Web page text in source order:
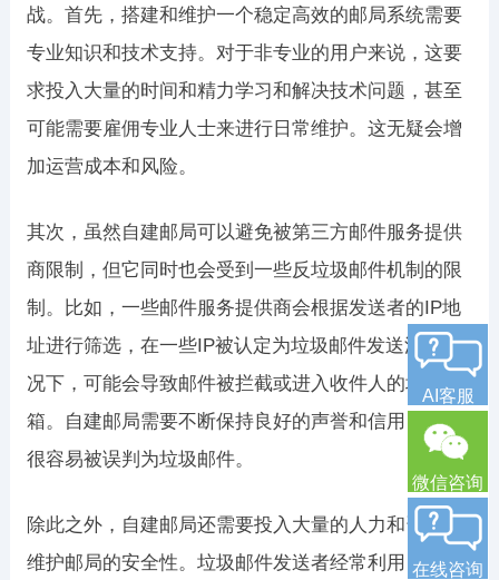
战。首先，搭建和维护一个稳定高效的邮局系统需要
专业知识和技术支持。对于非专业的用户来说，这要
求投入大量的时间和精力学习和解决技术问题，甚至
可能需要雇佣专业人士来进行日常维护。这无疑会增
加运营成本和风险。
其次，虽然自建邮局可以避免被第三方邮件服务提供
商限制，但它同时也会受到一些反垃圾邮件机制的限
制。比如，一些邮件服务提供商会根据发送者的IP地
址进行筛选，在一些IP被认定为垃圾邮件发送源的情
况下，可能会导致邮件被拦截或进入收件人的垃圾
箱。自建邮局需要不断保持良好的声誉和信用，否则
很容易被误判为垃圾邮件。
除此之外，自建邮局还需要投入大量的人力和资源来
维护邮局的安全性。垃圾邮件发送者经常利用自建邮
AI客服
微信咨询
在线咨询